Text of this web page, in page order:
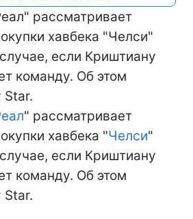
рассматривает
хавбека "Челси"
если Криштиану
команду. Об этом
Star.
" рассматривает
хавбека "Челси"
если Криштиану
команду. Об этом
Star.